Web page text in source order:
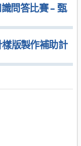
問答比賽 – 甄
版製作補助計